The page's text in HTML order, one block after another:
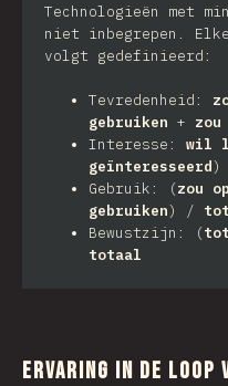
Technologieën met
niet inbegrepen.
volgt gedefinieerd:
Tevredenheid:
gebruiken +
Interesse: wil
geïnteresseerd)
Gebruik: (zou
gebruiken) /
Bewustzijn: (
totaal
Ervaring in de loop